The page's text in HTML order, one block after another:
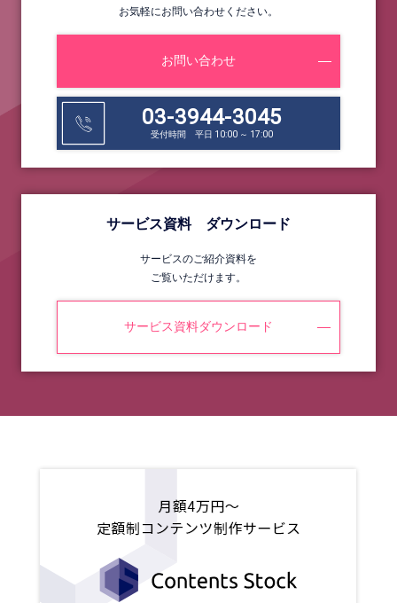
お気軽にお問い合わせください。
お問い合わせ
03-3944-3045
受付時間 平日 10:00 ～ 17:00
サービス資料 ダウンロード
サービスのご紹介資料を
ご覧いただけます。
サービス資料ダウンロード